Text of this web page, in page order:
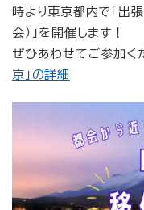
時より東京都内で「出
会）」を開催します！
ぜひあわせてご参加く
京」の詳細